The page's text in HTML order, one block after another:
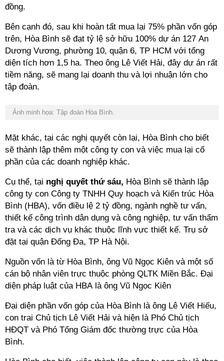
đồng.
Bên cạnh đó, sau khi hoàn tất mua lại 75% phần vốn góp
trên, Hòa Bình sẽ đạt tỷ lệ sở hữu 100% dự án 127 An
Dương Vương, phường 10, quận 6, TP HCM với tổng
diện tích hơn 1,5 ha. Theo ông Lê Viết Hải, đây dự án rất
tiềm năng, sẽ mang lại doanh thu và lợi nhuận lớn cho
tập đoàn.
Ảnh minh họa: Tập đoàn Hòa Bình.
Mặt khác, tại các nghị quyết còn lại, Hòa Bình cho biết
sẽ thành lập thêm một công ty con và việc mua lại cổ
phần của các doanh nghiệp khác.
Cụ thể, tại nghị quyết thứ sáu, Hòa Bình sẽ thành lập
công ty con Công ty TNHH Quy hoạch và Kiến trúc Hòa
Bình (HBA), vốn điều lệ 2 tỷ đồng, ngành nghề tư vấn,
thiết kế công trình dân dụng và công nghiệp, tư vấn thẩm
tra và các dịch vụ khác thuộc lĩnh vực thiết kế. Trụ sở
đặt tại quận Đống Đa, TP Hà Nội.
Nguồn vốn là từ Hòa Bình, ông Vũ Ngọc Kiên và một số
cán bộ nhân viên trực thuộc phòng QLTK Miền Bắc. Đại
diện pháp luật của HBA là ông Vũ Ngọc Kiên
Đại diện phần vốn góp của Hòa Bình là ông Lê Viết Hiếu,
con trai Chủ tịch Lê Viết Hải và hiện là Phó Chủ tịch
HĐQT và Phó Tổng Giám đốc thường trực của Hòa
Bình.